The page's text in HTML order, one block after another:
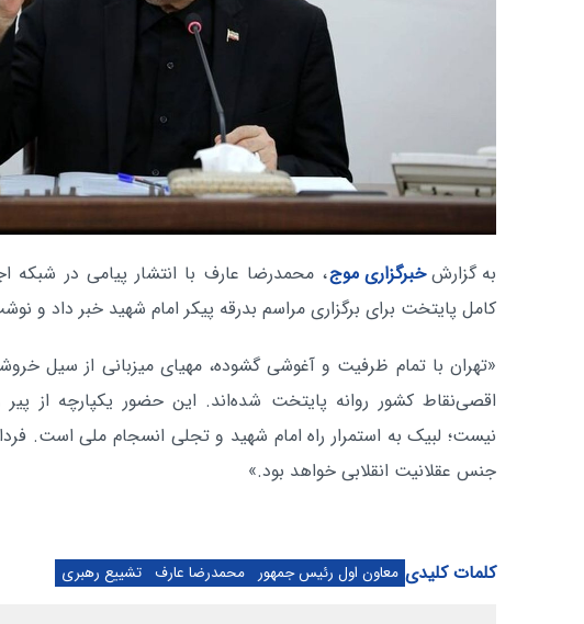
به گزارشخبرگزاری موج، محمدرضا عارف با انتشار پیامی در شبکه
کامل پایتخت برای برگزاری مراسم بدرقه پیکر امام شهید خبر داد و
«تهران با تمام ظرفیت و آغوشی گشوده، مهیای میزبانی از سیل
اقصی‌نقاط کشور روانه پایتخت شده‌اند. این حضور یکپارچه از
نیست؛ لبیک به استمرار راه امام شهید و تجلی انسجام ملی است.
جنس عقلانیت انقلابی خواهد بود.»
کلمات کلیدی معاون اول رئیس جمهور محمدرضا عارف تشییع رهبری